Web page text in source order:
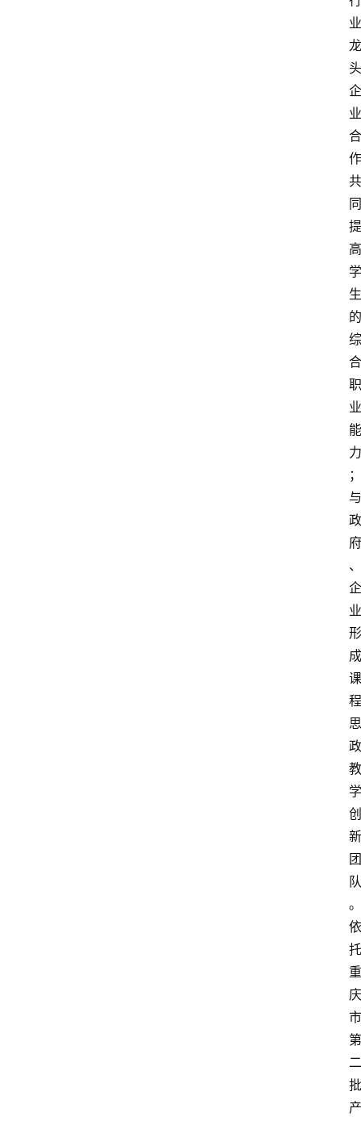
业
龙
头
企
业
合
作
共
同
提
高
学
生
的
综
合
职
业
能
力
；
与
政
府
、
企
业
形
成
课
程
思
政
教
学
创
新
团
队
。
依
托
重
庆
市
第
二
批
产